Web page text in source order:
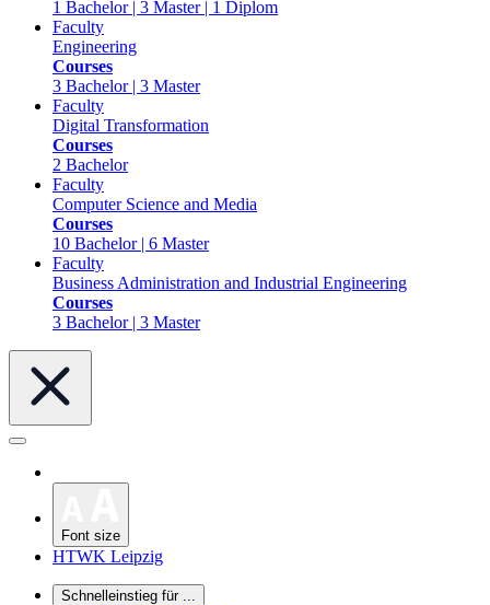
1 Bachelor | 3 Master | 1 Diplom
Faculty
Engineering
Courses
3 Bachelor | 3 Master
Faculty
Digital Transformation
Courses
2 Bachelor
Faculty
Computer Science and Media
Courses
10 Bachelor | 6 Master
Faculty
Business Administration and Industrial Engineering
Courses
3 Bachelor | 3 Master
Font size
HTWK Leipzig
Schnelleinstieg für ...